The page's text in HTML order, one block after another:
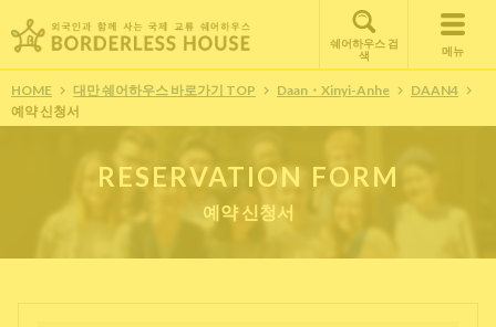
쉐어하우스 검
색
메뉴
HOME 대만 쉐어하우스 바로가기 TOP Daan・Xinyi-Anhe
DAAN4
예약 신청서
RESERVATION FORM
예약 신청서